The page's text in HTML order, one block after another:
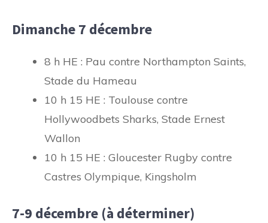
Dimanche 7 décembre
8 h HE : Pau contre Northampton Saints,
Stade du Hameau
10 h 15 HE : Toulouse contre
Hollywoodbets Sharks, Stade Ernest
Wallon
10 h 15 HE : Gloucester Rugby contre
Castres Olympique, Kingsholm
7-9 décembre (à déterminer)